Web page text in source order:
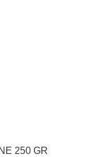
250 GR